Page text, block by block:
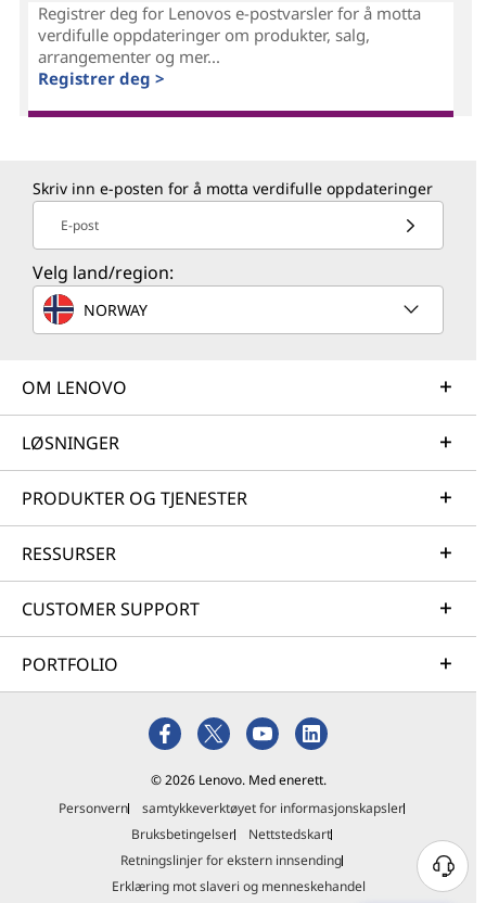
Registrer deg for Lenovos e-postvarsler for å motta
verdifulle oppdateringer om produkter, salg,
arrangementer og mer...
Registrer deg >
Skriv inn e-posten for å motta verdifulle oppdateringer
E-post
Velg land/region:
NORWAY
OM LENOVO
LØSNINGER
PRODUKTER OG TJENESTER
RESSURSER
CUSTOMER SUPPORT
PORTFOLIO
© 2026 Lenovo. Med enerett.
Personvern
samtykkeverktøyet for informasjonskapsler
Bruksbetingelser
Nettstedskart
Retningslinjer for ekstern innsending
Erklæring mot slaveri og menneskehandel